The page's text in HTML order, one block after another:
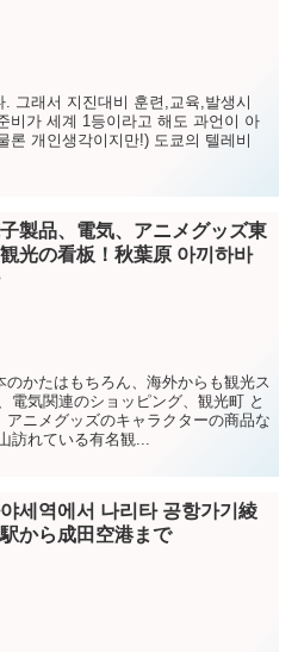
그래서 지진대비 훈련,교육,발생시
비가 세계 1등이라고 해도 과언이 아
론 개인생각이지만!) 도쿄의 텔레비
製品、電気、アニメグッズ東
光の看板！秋葉原 아끼하바
かたはもちろん、海外からも観光ス
電気関連のショッピング、観光町 と
ニメグッズのキャラクターの商品な
訪れている有名観...
세역에서 나리타 공항가기綾
から成田空港まで